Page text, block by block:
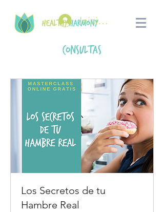
Iniciar sesión
Consultas
Los Secretos de tu
Hambre Real